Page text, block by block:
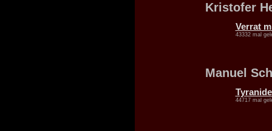
Kristofer
Verrat
43332 mal
Manuel
44717 mal